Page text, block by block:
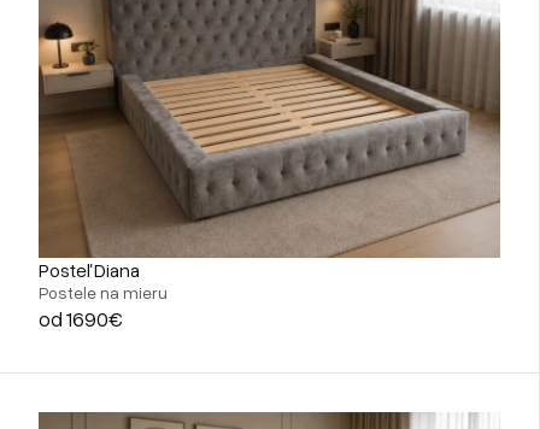
Posteľ Diana
Postele na mieru
od 1690€